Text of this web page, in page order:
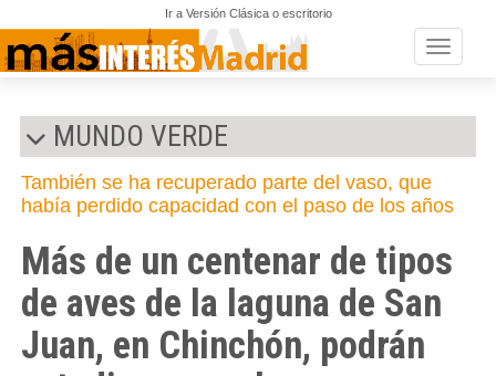
Ir a Versión Clásica o escritorio
Toggle
MUNDO VERDE
También se ha recuperado parte del vaso, que
había perdido capacidad con el paso de los años
Más de un centenar de tipos
de aves de la laguna de San
Juan, en Chinchón, podrán